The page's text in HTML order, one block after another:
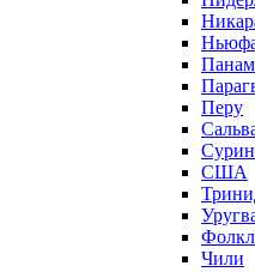
Перу
США
Чили